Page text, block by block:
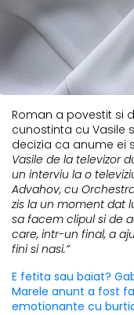
Roman a povestit si
cunostinta cu Vasile
decizia ca anume ei
Vasile de la televizor
un interviu la o
Advahov, cu
zis la un moment dat
sa facem clipul si de
care, intr-un final, a
fini si nasi.”
E fetita sau baiat?
Marele anunt a fost
emotionante cu